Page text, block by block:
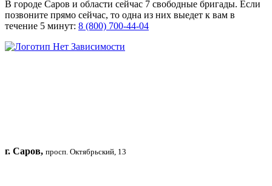
В городе Саров и области сейчас 7 свободные бригады. Если
позвоните прямо сейчас, то одна из них выедет к вам в
течение 5 минут: 8 (800) 700-44-04
г. Саров, просп. Октябрьский, 13